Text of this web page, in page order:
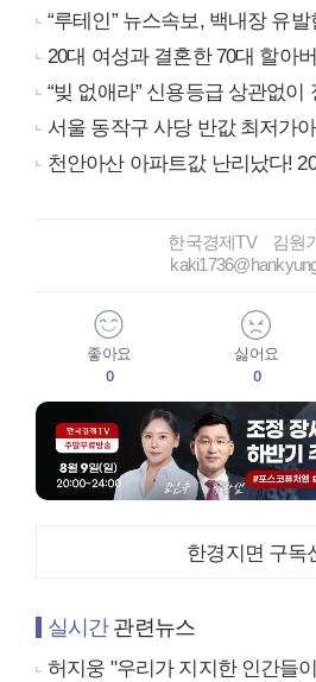
“루테인” 뉴스속보, 백내장 유
20대 여성과 결혼한 70대 할아
“빚 없애라” 신용등급 상관없이
서울 동작구 사당 반값 최저가
천안아산 아파트값 난리났다!
한국경제TV 김원
좋아요
0
싫어요
0
한경지면 구독
실시간관련뉴스
허지웅 "우리가 지지한 인간들이